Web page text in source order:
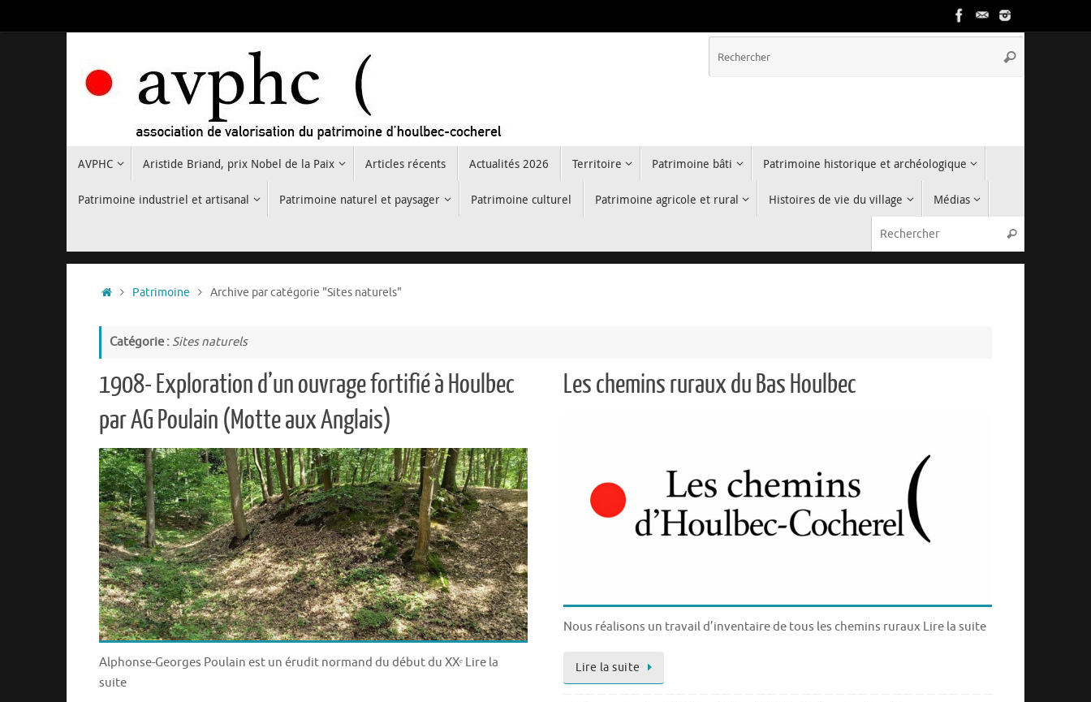
au
Rechercher
AVPHC Aristide Briand, prix Nobel de la Paix Articles récents Actualités 2026 Territoire Patrimoine bâti Patrimoine historique et archéologique
Patrimoine industriel et artisanal Patrimoine naturel et paysager Patrimoine culturel Patrimoine agricole et rural Histoires de vie du village
Médias
Rechercher
Accueil
Patrimoine Archive par catégorie "Sites naturels"
Catégorie : Sites naturels
1908- Exploration d’un ouvrage fortifié à Houlbec
par AG Poulain (Motte aux Anglais)
Alphonse-Georges Poulain est un érudit normand du début du XXᵉ Lire la
suite
Les chemins ruraux du Bas Houlbec
Nous réalisons un travail d’inventaire de tous les chemins ruraux Lire la suite
Lire la suite